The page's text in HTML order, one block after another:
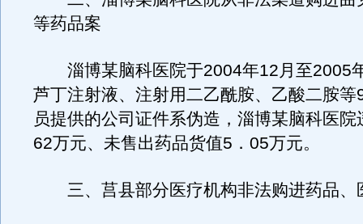
等药品案
淄博某脑科医院于2004年12月至2005
芦丁注射液、注射用二乙酰胺、乙酸二胺
员提供的公司证件系伪造，淄博某脑科医
62万元、未售出药品货值5．05万元。
三、莒县部分医疗机构非法购进药品、